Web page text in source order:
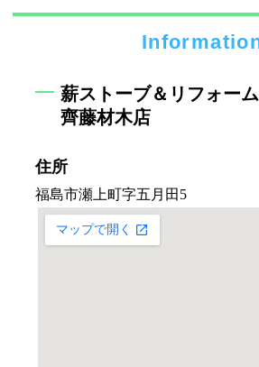
薪ストーブ＆リフォー
齊藤材木店
住所